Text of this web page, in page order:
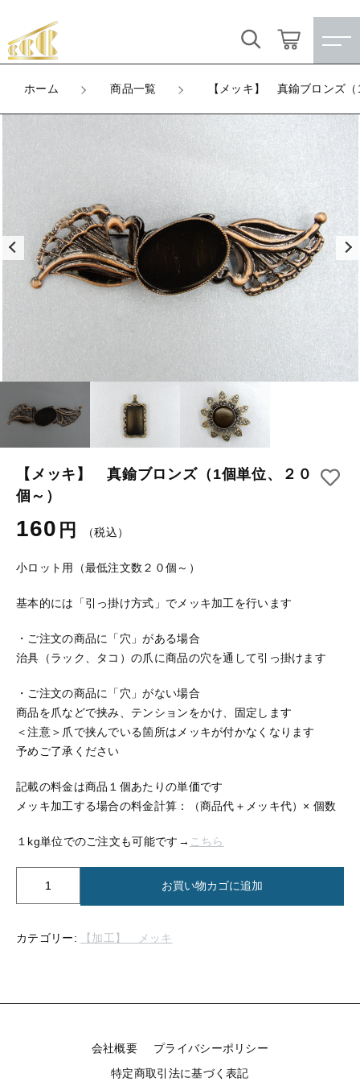
ホーム 商品一覧 【メッキ】 真鍮ブロンズ
【メッキ】 真鍮ブロンズ（1個単位、２０
個～）
160 円 （税込）
小ロット用（最低注文数２０個～）
基本的には「引っ掛け方式」でメッキ加工を行います
・ご注文の商品に「穴」がある場合
治具（ラック、タコ）の爪に商品の穴を通して引っ掛けます
・ご注文の商品に「穴」がない場合
商品を爪などで挟み、テンションをかけ、固定します
＜注意＞爪で挟んでいる箇所はメッキが付かなくなります
予めご了承ください
記載の料金は商品１個あたりの単価です
メッキ加工する場合の料金計算：（商品代＋メッキ代）× 個数
１kg単位でのご注文も可能です→ こちら
真
ン
お買い物カゴに追加
カテゴリー: 【加工】 メッキ
会社概要
プライバシーポリシー
特定商取引法に基づく表記
カートに商品を追加しました
～）
ショッピングを続ける
カートを確認する
お気に入り
すべての商品
★訳ありアウトレット★
【メッキ付】 製品
【メッキ付】 ブローチ台
【はめこみパーツ】 銅板
【はめこみパーツ】 アルミ板
【はめこみパーツ】 アミ
【表金具】 皿・ミール皿
【表金具】 浅皿
【表金具】 押皿・挽物
【表金具】 4ッ爪
【表金具】 透かしパーツ
【表金具】 平板
【留め金具】 ブローチピン
【留め金具】 丸カン・小判カン
【留め金具】 指輪
【留め金具】 イヤリング
【留め金具】 クリップ・差込
【留め金具】 蝶タック
【留め金具】 スティックピン
すべて
★訳ありアウトレット★
【メッキ付】 製品
【メッキ付】 ブローチ台
【はめこみパーツ】 銅板
【はめこみパーツ】 アルミ板
【はめこみパーツ】 アミ
【表金具】 皿・ミール皿
【表金具】 浅皿
【表金具】 透かしパーツ
【表金具】 平板
【表金具】 プレート
【留め金具】 ブローチピン
【留め金具】 イヤリング
【留め金具】 クリップ・差込
【留め金具】 蝶タック
こだわり検索
子カテゴリ
価格帯
～
在庫あり セール
並び順